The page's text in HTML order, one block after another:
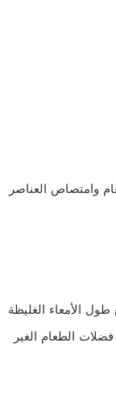
وامتصاص العناصر
طول الأمعاء الغليظة
الطعام الغير